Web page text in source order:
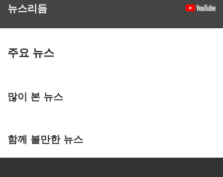
뉴스리듬
주요 뉴스
많이 본 뉴스
함께 볼만한 뉴스